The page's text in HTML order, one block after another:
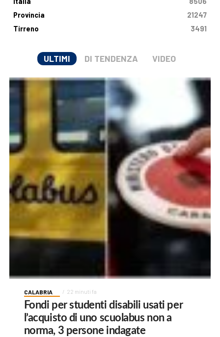
Provincia
21247
Tirreno
3491
ULTIMI DI TENDENZA VIDEO
CALABRIA 22 minuti fa
Fondi per studenti disabili usati per
l’acquisto di uno scuolabus non a
norma, 3 persone indagate